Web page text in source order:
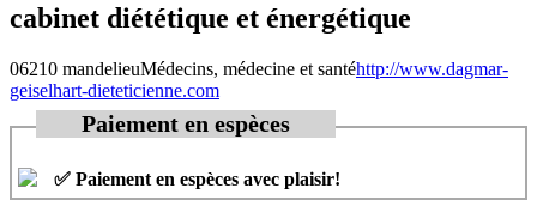
cabinet diététique et énergétique
06210 mandelieuMédecins, médecine et santéhttp://www.dagmar-
geiselhart-dieteticienne.com
Paiement en espèces
✅ Paiement en espèces avec plaisir!